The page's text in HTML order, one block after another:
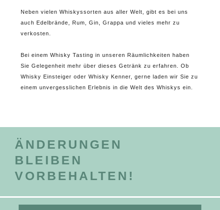
Neben vielen Whiskyssorten aus aller Welt, gibt es bei uns
auch Edelbrände, Rum, Gin, Grappa und vieles mehr zu
verkosten.
Bei einem Whisky Tasting in unseren Räumlichkeiten haben
Sie Gelegenheit mehr über dieses Getränk zu erfahren. Ob
Whisky Einsteiger oder Whisky Kenner, gerne laden wir Sie zu
einem unvergesslichen Erlebnis in die Welt des Whiskys ein.
ÄNDERUNGEN
BLEIBEN
VORBEHALTEN!